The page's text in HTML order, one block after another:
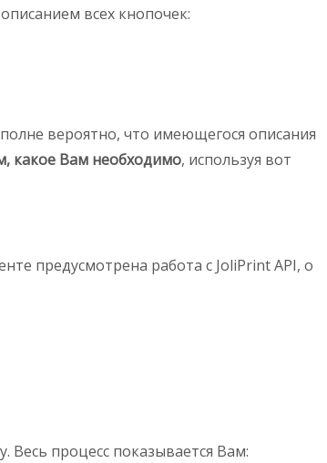
всех кнопочек:
вероятно, что имеющегося описания
какое Вам необходимо, используя вот
предусмотрена работа с JoliPrint API, о
Весь процесс показывается Вам: